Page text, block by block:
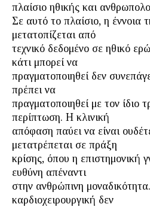
πλαίσιο ηθικής και
Σε αυτό το πλαίσιο, η έννοια
μετατοπίζεται από
τεχνικό δεδομένο σε ηθικό
κάτι μπορεί να
πραγματοποιηθεί δεν
πρέπει να
πραγματοποιηθεί με τον ίδιο
περίπτωση. Η κλινική
απόφαση παύει να είναι
μετατρέπεται σε πράξη
κρίσης, όπου η επιστημονική
ευθύνη απέναντι
στην ανθρώπινη
καρδιοχειρουργική δεν